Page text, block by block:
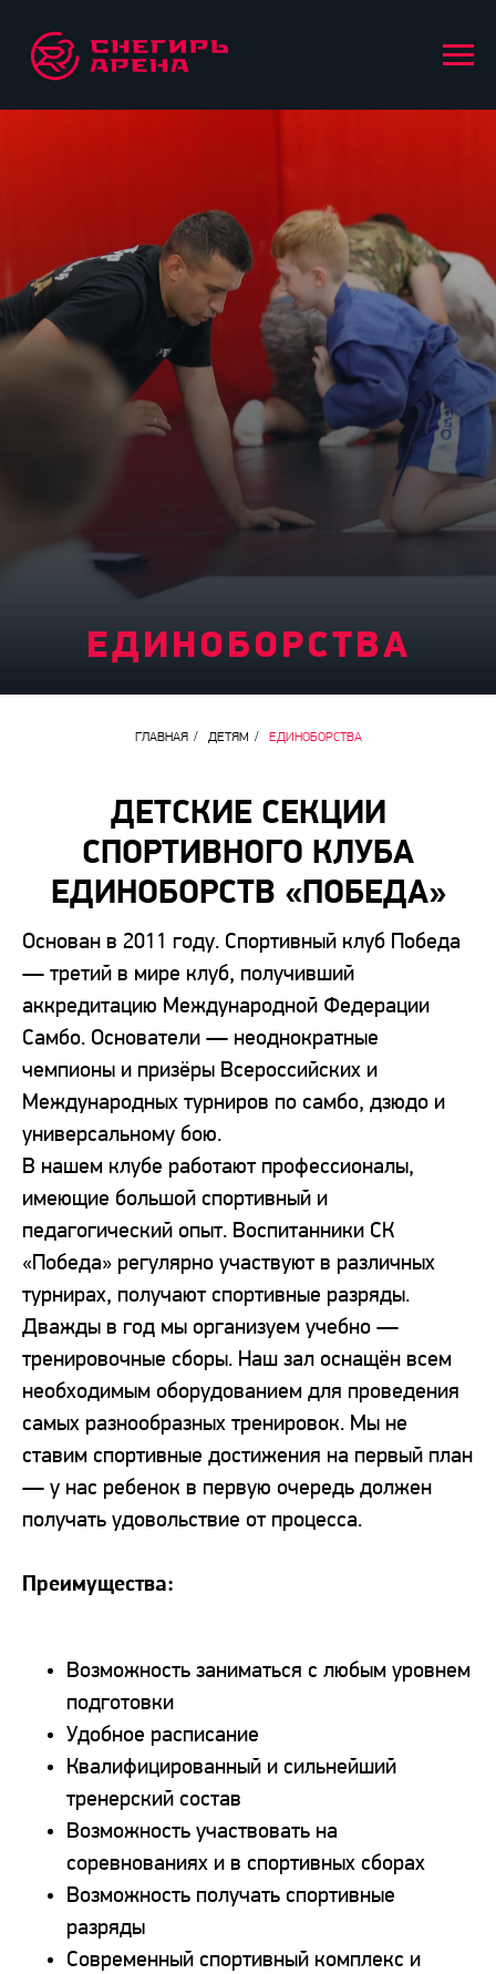
ЕДИНОБОРСТВА
ГЛАВНАЯ / ДЕТЯМ / ЕДИНОБОРСТВА
ДЕТСКИЕ СЕКЦИИ
СПОРТИВНОГО КЛУБА
ЕДИНОБОРСТВ «ПОБЕДА»
Основан в 2011 году. Спортивный клуб Победа
— третий в мире клуб, получивший
аккредитацию Международной Федерации
Самбо. Основатели — неоднократные
чемпионы и призёры Всероссийских и
Международных турниров по самбо, дзюдо и
универсальному бою.
В нашем клубе работают профессионалы,
имеющие большой спортивный и
педагогический опыт. Воспитанники СК
«Победа» регулярно участвуют в различных
турнирах, получают спортивные разряды.
Дважды в год мы организуем учебно —
тренировочные сборы. Наш зал оснащён всем
необходимым оборудованием для проведения
самых разнообразных тренировок. Мы не
ставим спортивные достижения на первый план
— у нас ребенок в первую очередь должен
получать удовольствие от процесса.
Преимущества:
Возможность заниматься с любым уровнем
подготовки
Удобное расписание
Квалифицированный и сильнейший
тренерский состав
Возможность участвовать на
соревнованиях и в спортивных сборах
Возможность получать спортивные
разряды
Современный спортивный комплекс и